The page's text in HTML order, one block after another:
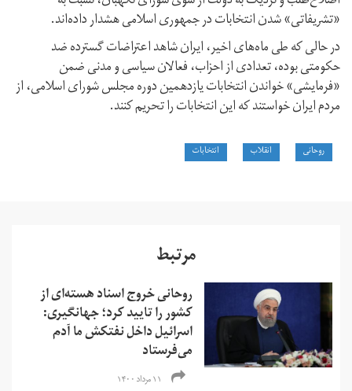
«تشریفاتی» شدن انتخابات در جمهوری اسلامی هشدار داده‌اند.
در حالی که طی ماه‌های اخیر، ایران شاهد اعتراضات گسترده ضد
حکومتی بوده، تعدادی از احزاب، فعالان سیاسی و مدنی ضمن
«فرمایشی» خواندن انتخابات یازدهمین دوره مجلس شورای اسلامی، از
مردم ایران خواستند که این انتخابات را تحریم کنند.
روحانی انقلاب انتخابات
مرتبط
روحانی خروج اسناد هسته‌ای از
کشور را تایید کرد؛ جهانگیری:
اسرائیل داخل نفتکش ما آدم
می‌فرستاد
۱۱ مرداد ۱۴۰۰